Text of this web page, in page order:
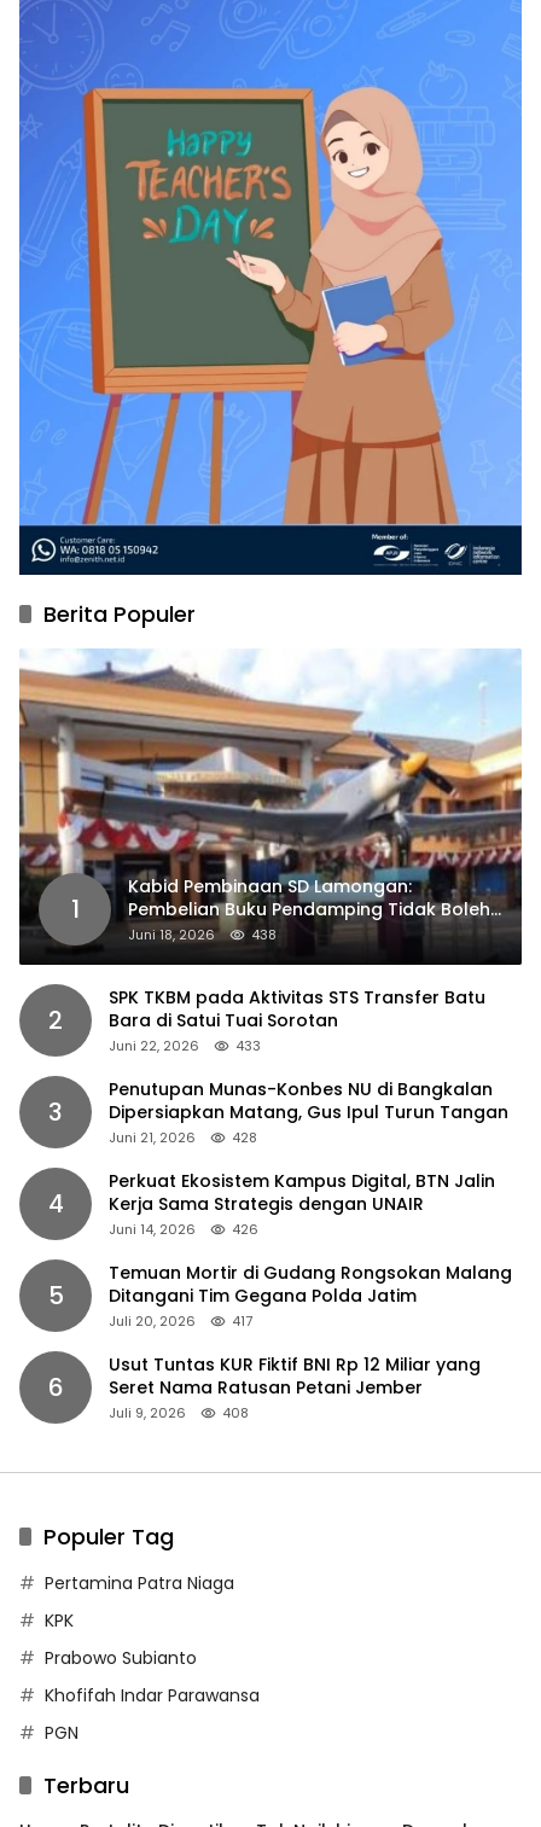
Berita Populer
1
Kabid Pembinaan SD Lamongan:
Pembelian Buku Pendamping Tidak Boleh
Dipaksakan
Juni 18, 2026 438
2
SPK TKBM pada Aktivitas STS Transfer Batu
Bara di Satui Tuai Sorotan
Juni 22, 2026 433
3
Penutupan Munas-Konbes NU di Bangkalan
Dipersiapkan Matang, Gus Ipul Turun Tangan
Juni 21, 2026 428
4
Perkuat Ekosistem Kampus Digital, BTN Jalin
Kerja Sama Strategis dengan UNAIR
Juni 14, 2026 426
5
Temuan Mortir di Gudang Rongsokan Malang
Ditangani Tim Gegana Polda Jatim
Juli 20, 2026 417
6
Usut Tuntas KUR Fiktif BNI Rp 12 Miliar yang
Seret Nama Ratusan Petani Jember
Juli 9, 2026 408
Populer Tag
Pertamina Patra Niaga
KPK
Prabowo Subianto
Khofifah Indar Parawansa
PGN
Terbaru